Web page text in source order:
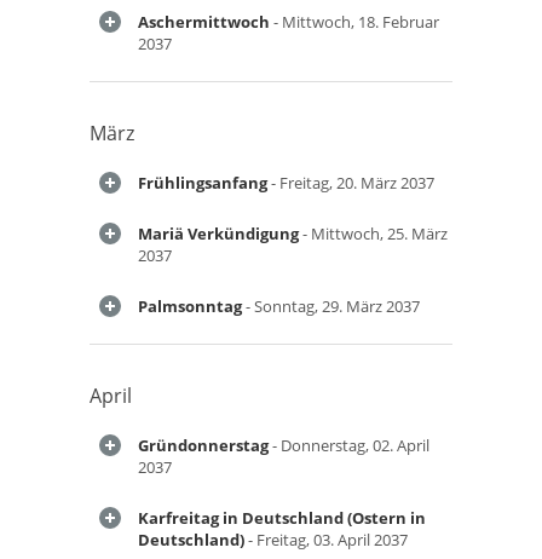
Aschermittwoch - Mittwoch, 18. Februar
2037
März
Frühlingsanfang- Freitag, 20. März 2037
Mariä Verkündigung- Mittwoch, 25. März
2037
Palmsonntag- Sonntag, 29. März 2037
April
Gründonnerstag- Donnerstag, 02. April
2037
Karfreitag in Deutschland (Ostern in
Deutschland)- Freitag, 03. April 2037